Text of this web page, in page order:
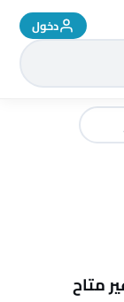
دخول
متاح